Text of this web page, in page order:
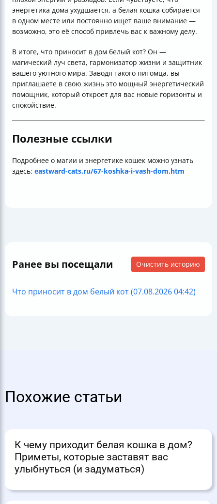
энергетика дома ухудшается, а белая кошка собирается
в одном месте или постоянно ищет ваше внимание —
возможно, это её способ привлечь вас к важному делу.
В итоге, что приносит в дом белый кот? Он —
магический луч света, гармонизатор жизни и защитник
вашего уютного мира. Заводя такого питомца, вы
приглашаете в свою жизнь это мощный энергетический
помощник, который откроет для вас новые горизонты и
спокойствие.
Полезные ссылки
Подробнее о магии и энергетике кошек можно узнать
здесь: eastward-cats.ru/67-koshka-i-vash-dom.htm
Ранее вы посещали Очистить историю
Что приносит в дом белый кот (07.08.2026 04:42)
Похожие статьи
К чему приходит белая кошка в дом?
Приметы, которые заставят вас
улыбнуться (и задуматься)